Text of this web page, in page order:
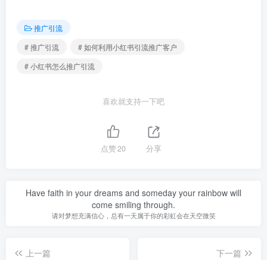
推广引流
# 推广引流
# 如何利用小红书引流推广客户
# 小红书怎么推广引流
喜欢就支持一下吧
点赞20 分享
Have faith in your dreams and someday your rainbow will
come smiling through.
请对梦想充满信心，总有一天属于你的彩虹会在天空微笑
上一篇
下一篇